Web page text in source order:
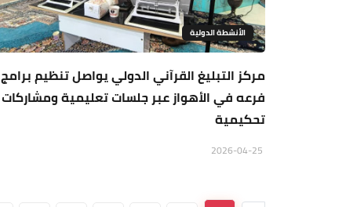
الأنشطة الدولية
مركز التبليغ القرآني الدولي يواصل تنظيم برامج
فرعه في الأهواز عبر جلسات تعليمية ومشاركات
تحكيمية